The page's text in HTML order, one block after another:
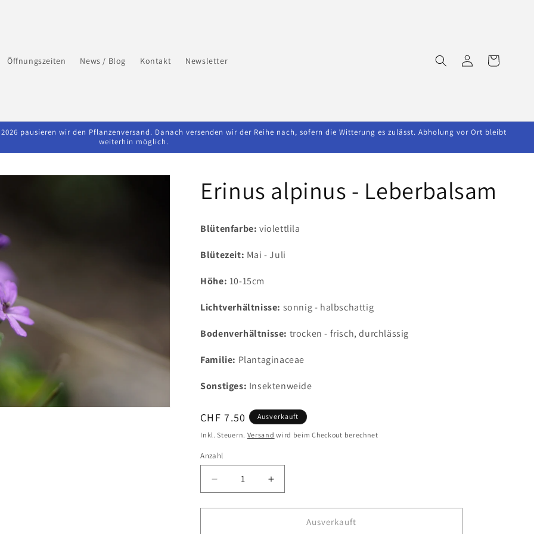
Öffnungszeiten News / Blog Kontakt Newsletter EinloggenWarenkorb
pausieren wir den Pflanzenversand. Danach versenden wir der Reihe nach, sofern die Witterung es zulässt. Abholung vor Ort bleibt
weiterhin möglich.
Erinus alpinus - Leberbalsam
Blütenfarbe: violettlila
Blütezeit: Mai - Juli
Höhe: 10-15cm
Lichtverhältnisse: sonnig - halbschattig
Bodenverhältnisse: trocken - frisch, durchlässig
Familie: Plantaginaceae
Sonstiges: Insektenweide
Normaler
Preis
CHF 7.50 Ausverkauft
Inkl. Steuern. Versand wird beim Checkout berechnet
Anzahl
Verringere
die
Menge
Erhöhe
die
Menge
Ausverkauft